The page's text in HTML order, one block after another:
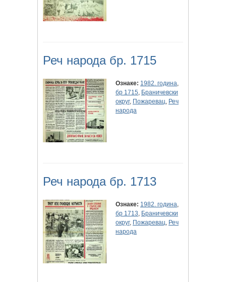
Реч народа бр. 1715
Ознаке: 1982. година,
бр 1715, Браничевски
округ, Пожаревац, Реч
народа
Реч народа бр. 1713
Ознаке: 1982. година,
бр 1713, Браничевски
округ, Пожаревац, Реч
народа